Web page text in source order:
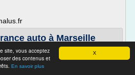
X
site, vous acceptez
des contenus et
En savoir plus
auto à Marseille
...
à Toulon